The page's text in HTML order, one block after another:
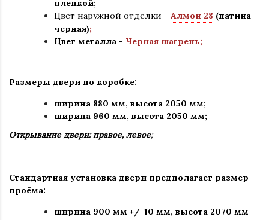
пленкой;
Цвет наружной отделки - Алмон 28 (патина
черная);
Цвет металла - Черная шагрень;
Размеры двери по коробке:
ширина 880 мм, высота 2050 мм;
ширина 960 мм, высота 2050 мм;
Открывание двери: правое, левое;
Стандартная установка двери предполагает размер
проёма:
ширина 900 мм +/-10 мм, высота 2070 мм